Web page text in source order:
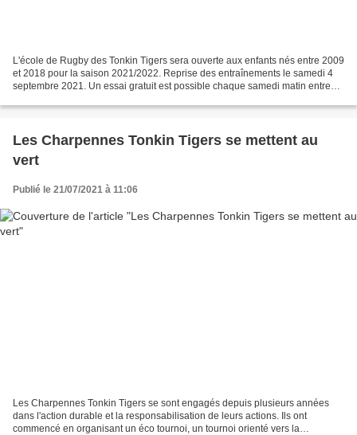
L'école de Rugby des Tonkin Tigers sera ouverte aux enfants nés entre 2009
et 2018 pour la saison 2021/2022. Reprise des entraînements le samedi 4
septembre 2021. Un essai gratuit est possible chaque samedi matin entre
Les Charpennes Tonkin Tigers se mettent au
vert
Publié le 21/07/2021 à 11:06
Les Charpennes Tonkin Tigers se sont engagés depuis plusieurs années
dans l'action durable et la responsabilisation de leurs actions. Ils ont
commencé en organisant un éco tournoi, un tournoi orienté vers la